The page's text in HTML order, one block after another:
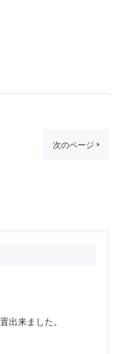
次のページ >
出来ました。